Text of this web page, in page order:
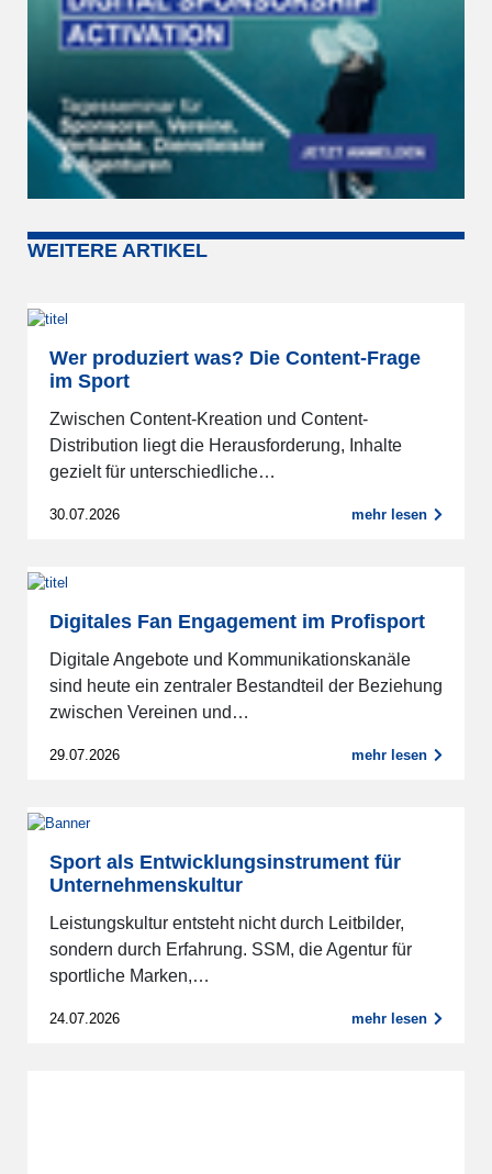
WEITERE ARTIKEL
Wer produziert was? Die Content-Frage
im Sport
Zwischen Content-Kreation und Content-
Distribution liegt die Herausforderung, Inhalte
gezielt für unterschiedliche…
30.07.2026 mehr lesen
Digitales Fan Engagement im Profisport
Digitale Angebote und Kommunikationskanäle
sind heute ein zentraler Bestandteil der Beziehung
zwischen Vereinen und…
29.07.2026 mehr lesen
Sport als Entwicklungsinstrument für
Unternehmenskultur
Leistungskultur entsteht nicht durch Leitbilder,
sondern durch Erfahrung. SSM, die Agentur für
sportliche Marken,…
24.07.2026 mehr lesen